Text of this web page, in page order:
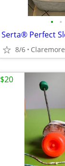
• •
8/6 Claremore
$20